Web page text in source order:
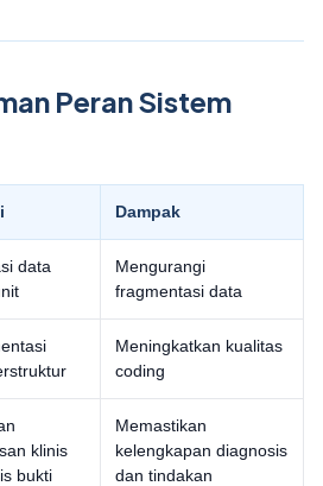
Peran Sistem
Dampak
data
Mengurangi
fragmentasi data
Meningkatkan kualitas
coding
klinis
bukti
Memastikan
kelengkapan diagnosis
dan tindakan